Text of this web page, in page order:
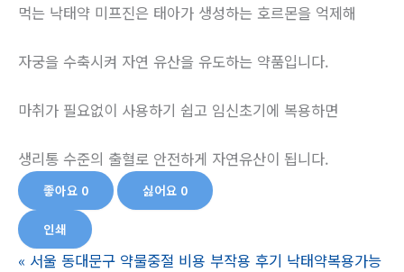
먹는 낙태약 미프진은 태아가 생성하는 호르몬을 억제해
자궁을 수축시켜 자연 유산을 유도하는 약품입니다.
마취가 필요없이 사용하기 쉽고 임신초기에 복용하면
생리통 수준의 출혈로 안전하게 자연유산이 됩니다.
좋아요 0 싫어요 0
인쇄
« 서울 동대문구 약물중절 비용 부작용 후기 낙태약복용가능